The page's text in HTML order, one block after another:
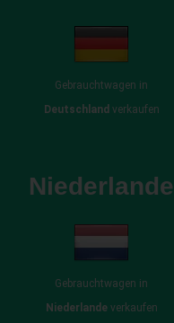
Gebrauchtwagen in
Deutschland verkaufen
Niederlande
Gebrauchtwagen in
Niederlandeverkaufen